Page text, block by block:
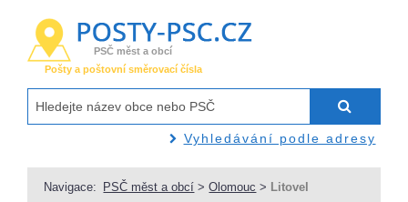
PSČ měst a obcí
Pošty a poštovní směrovací čísla
Vyhledávání podle adresy
Navigace: PSČ měst a obcí >Olomouc > Litovel